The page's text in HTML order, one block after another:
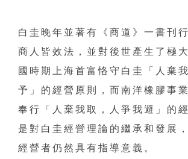
白圭晚年並著有《商道》一書刊
商人皆效法，並對後世產生了極
國時期上海首富恪守白圭「人棄
予」的經營原則，而南洋橡膠事
奉行「人棄我取，人爭我避」的
是對白圭經營理論的繼承和發展
經營者仍然具有指導意義。